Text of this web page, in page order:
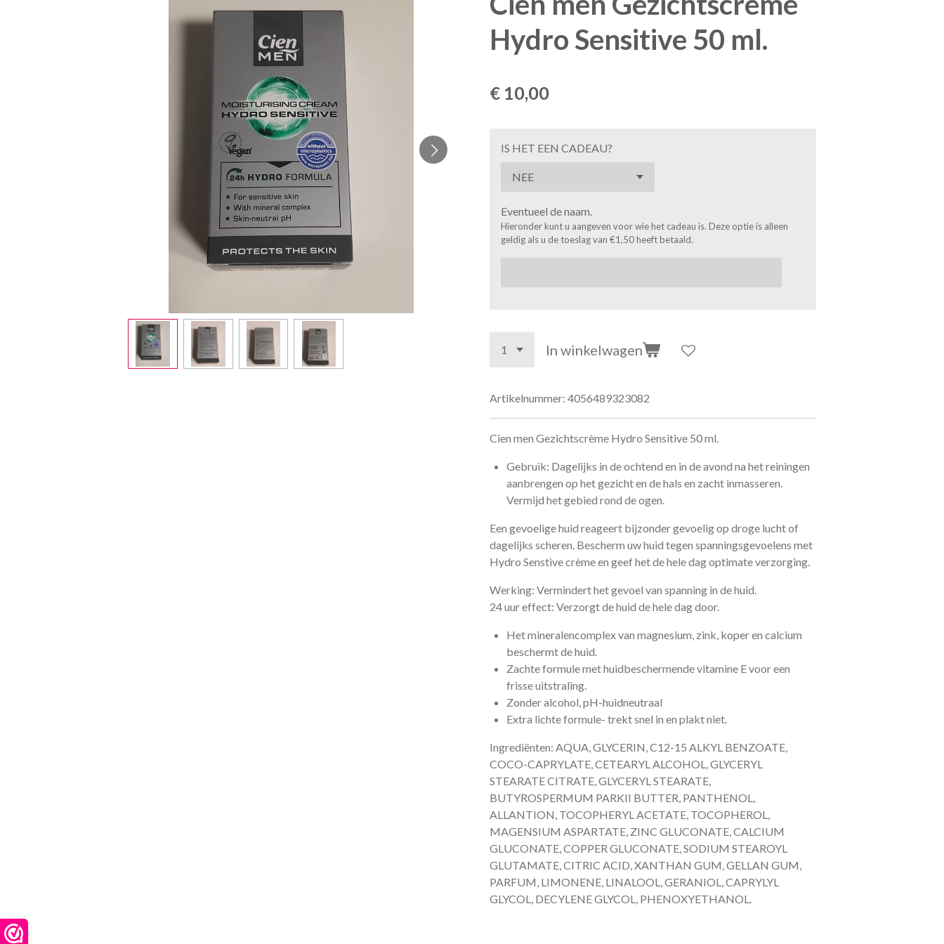
Hydro Sensitive 50 ml.
€ 10,00
IS HET EEN CADEAU?
Eventueel de naam.
Hieronder kunt u aangeven voor wie het cadeau is. Deze optie is alleen
geldig als u de toeslag van €1,50 heeft betaald.
In winkelwagen
Artikelnummer: 4056489323082
Cien men Gezichtscrème Hydro Sensitive 50 ml.
Gebruik: Dagelijks in de ochtend en in de avond na het reiningen
aanbrengen op het gezicht en de hals en zacht inmasseren.
Vermijd het gebied rond de ogen.
Een gevoelige huid reageert bijzonder gevoelig op droge lucht of
dagelijks scheren. Bescherm uw huid tegen spanningsgevoelens met
Hydro Senstive crème en geef het de hele dag optimate verzorging.
Werking: Vermindert het gevoel van spanning in de huid.
24 uur effect: Verzorgt de huid de hele dag door.
Het mineralencomplex van magnesium, zink, koper en calcium
beschermt de huid.
Zachte formule met huidbeschermende vitamine E voor een
frisse uitstraling.
Zonder alcohol, pH-huidneutraal
Extra lichte formule- trekt snel in en plakt niet.
Ingrediënten: AQUA, GLYCERIN, C12-15 ALKYL BENZOATE,
COCO-CAPRYLATE, CETEARYL ALCOHOL, GLYCERYL
STEARATE CITRATE, GLYCERYL STEARATE,
BUTYROSPERMUM PARKII BUTTER, PANTHENOL,
ALLANTION, TOCOPHERYL ACETATE, TOCOPHEROL,
MAGENSIUM ASPARTATE, ZINC GLUCONATE, CALCIUM
GLUCONATE, COPPER GLUCONATE, SODIUM STEAROYL
GLUTAMATE, CITRIC ACID, XANTHAN GUM, GELLAN GUM,
PARFUM, LIMONENE, LINALOOL, GERANIOL, CAPRYLYL
GLYCOL, DECYLENE GLYCOL, PHENOXYETHANOL.